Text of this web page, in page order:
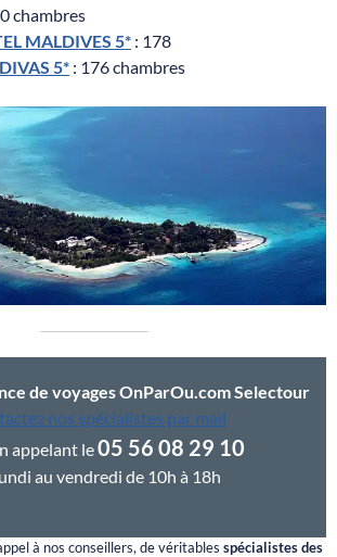
chambres
MALDIVES 5* : 178
5* : 176 chambres
de voyages OnParOu.com Selectour
nos spécialistes par mail
appelant le05 56 08 29 10
au vendredi de 10h à 18h
à nos conseillers, de véritables spécialistes des